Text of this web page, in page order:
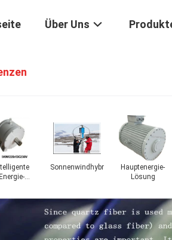
Über Uns
Energie-
SonnenwindhybridstromnetzHauptenergie-
Lösung